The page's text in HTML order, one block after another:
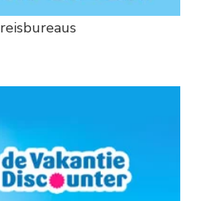
reisbureaus